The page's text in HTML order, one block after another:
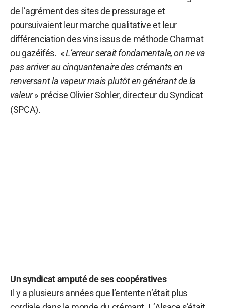
de l’agrément des sites de pressurage et
poursuivaient leur marche qualitative et leur
différenciation des vins issus de méthode Charmat
ou gazéifés. «L’erreur serait fondamentale, on ne va
pas arriver au cinquantenaire des crémants en
renversant la vapeur mais plutôt en générant de la
valeur» précise Olivier Sohler, directeur du Syndicat
(SPCA).
Un syndicat amputé de ses coopératives
Il y a plusieurs années que l’entente n’était plus